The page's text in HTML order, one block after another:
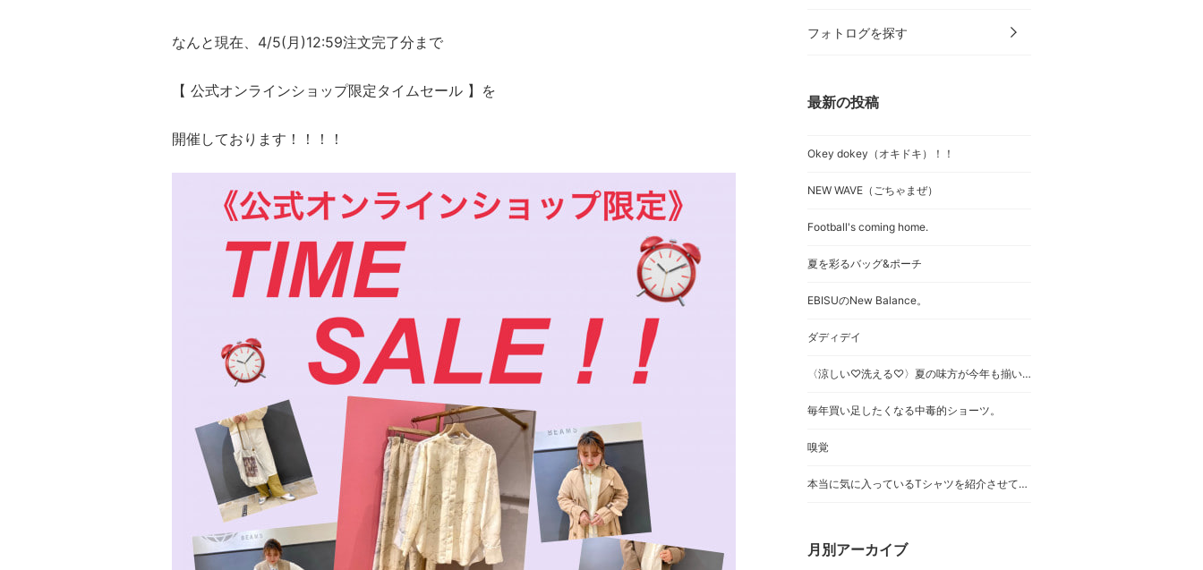
なんと現在、 4/5(月)12:59注文完了分まで
【 公式オンラインショップ限定タイムセール 】を
開催しております！！！！
フォトログを探す
最新の投稿
Okey dokey（オキドキ）！！
NEW WAVE（ごちゃまぜ）
Football's coming home.
夏を彩るバッグ&ポーチ
EBISUのNew Balance。
ダディデイ
〈涼しい♡洗える♡〉夏の味方が今年も揃いました/*
毎年買い足したくなる中毒的ショーツ。
嗅覚
本当に気に入っているTシャツを紹介させてください。
月別アーカイブ